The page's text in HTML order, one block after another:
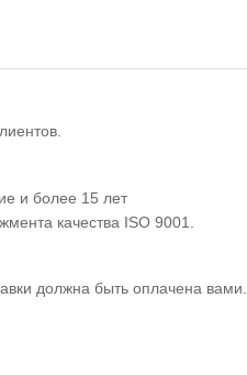
и более 15 лет
качества ISO 9001.
должна быть оплачена вами.